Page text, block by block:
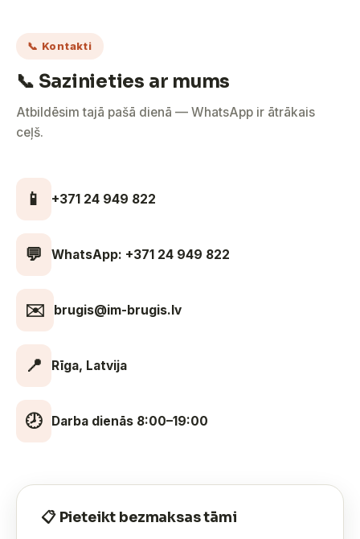
📞 Kontakti
📞 Sazinieties ar mums
Atbildēsim tajā pašā dienā — WhatsApp ir ātrākais
ceļš.
📱 +371 24 949 822
💬 WhatsApp: +371 24 949 822
✉️ brugis@im-brugis.lv
📍 Rīga, Latvija
🕗 Darba dienās 8:00–19:00
📋 Pieteikt bezmaksas tāmi